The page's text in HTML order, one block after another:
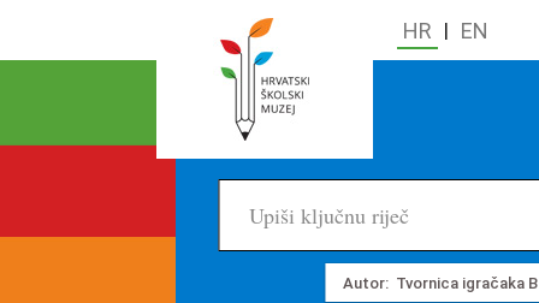
HR | EN
Autor: Tvornica igračaka